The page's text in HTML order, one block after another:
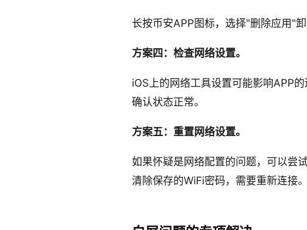
长按币安APP图标，选择"删除应用"
方案四：检查网络设置。
iOS上的网络工具设置可能影响APP
确认状态正常。
方案五：重置网络设置。
如果怀疑是网络配置的问题，可以
清除保存的WiFi密码，需要重新连接。